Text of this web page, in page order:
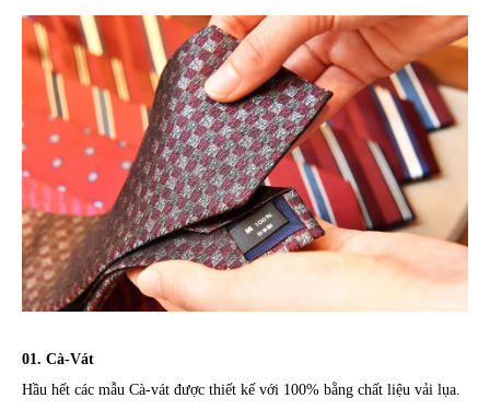
01. Cà-Vát
Hầu hết các mẫu Cà-vát được thiết kế với 100% bằng chất liệu vải lụa.